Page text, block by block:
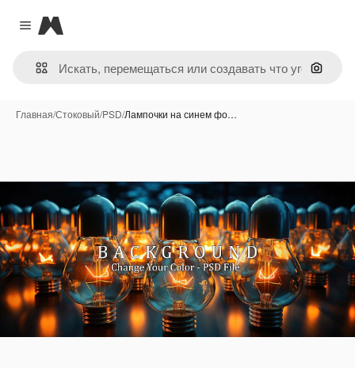
Close menu
Magnific
Поиск
Главная/Стоковый/PSD/Лампочки на синем фо…